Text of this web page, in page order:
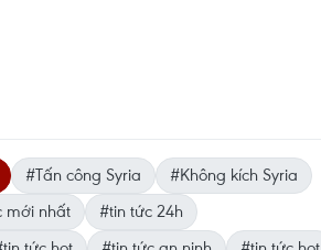
#Tấn công Syria
#Không kích Syria
mới nhất
#tin tức 24h